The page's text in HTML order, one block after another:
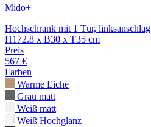
Mido+
Hochschrank mit 1 Tür, linksanschlag
H172.8 x B30 x T35 cm
Preis
567 €
Farben
Warme Eiche
Grau matt
Weiß matt
Weiß Hochglanz